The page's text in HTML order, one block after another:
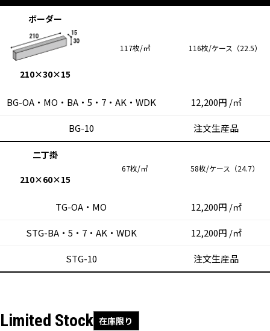
ボーダー
210×30×15
117枚/㎡ 116枚/ケース（22.5）
BG-OA・MO・BA・5・7・AK・WDK 12,200円 /㎡
BG-10 注文生産品
二丁掛
210×60×15
67枚/㎡ 58枚/ケース（24.7）
TG-OA・MO 12,200円 /㎡
STG-BA・5・7・AK・WDK 12,200円 /㎡
STG-10 注文生産品
Limited Stock 在庫限り